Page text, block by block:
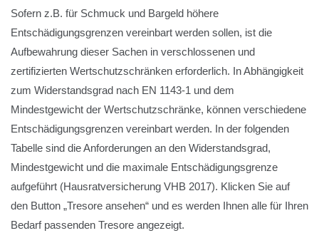
Sofern z.B. für Schmuck und Bargeld höhere
Entschädigungsgrenzen vereinbart werden sollen, ist die
Aufbewahrung dieser Sachen in verschlossenen und
zertifizierten Wertschutzschränken erforderlich. In Abhängigkeit
zum Widerstandsgrad nach EN 1143-1 und dem
Mindestgewicht der Wertschutzschränke, können verschiedene
Entschädigungsgrenzen vereinbart werden. In der folgenden
Tabelle sind die Anforderungen an den Widerstandsgrad,
Mindestgewicht und die maximale Entschädigungsgrenze
aufgeführt (Hausratversicherung VHB 2017). Klicken Sie auf
den Button „Tresore ansehen“ und es werden Ihnen alle für Ihren
Bedarf passenden Tresore angezeigt.